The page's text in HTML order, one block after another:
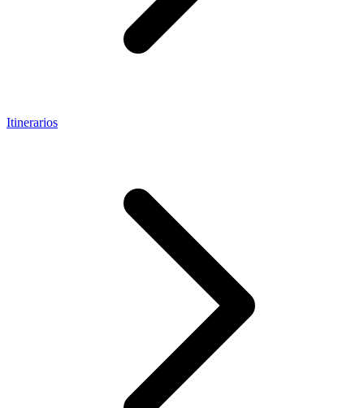
Itinerarios